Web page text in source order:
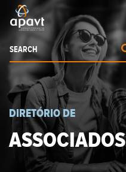
grow your business
DIRETÓRIO DE
ASSOCIADOS